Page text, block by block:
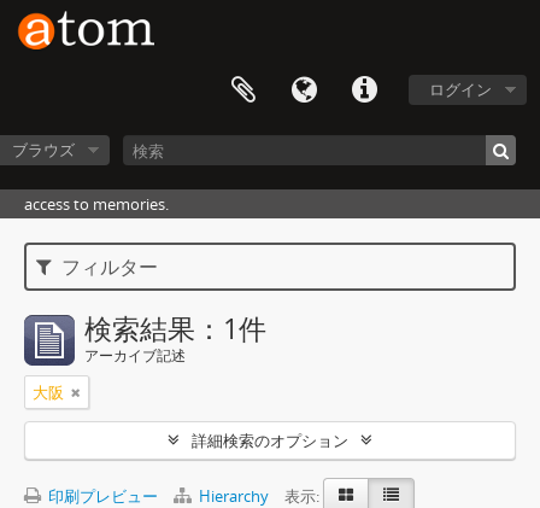
ログイン
ブラウズ
access to memories.
フィルター
検索結果：1件
アーカイブ記述
大阪
詳細検索のオプション
印刷プレビュー Hierarchy
表示: